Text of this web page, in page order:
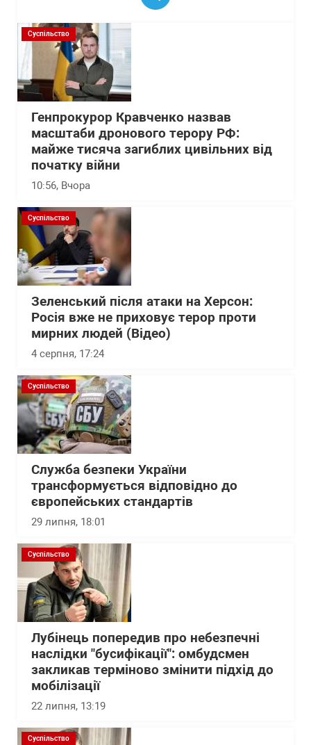
Суспільство
Генпрокурор Кравченко назвав
масштаби дронового терору РФ:
майже тисяча загиблих цивільних від
початку війни
10:56, Вчора
Суспільство
Зеленський після атаки на Херсон:
Росія вже не приховує терор проти
мирних людей (Відео)
4 серпня, 17:24
Суспільство
Служба безпеки України
трансформується відповідно до
європейських стандартів
29 липня, 18:01
Суспільство
Лубінець попередив про небезпечні
наслідки "бусифікації": омбудсмен
закликав терміново змінити підхід до
мобілізації
22 липня, 13:19
Суспільство